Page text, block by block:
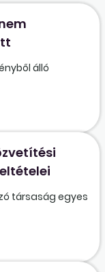
álló
társaság egyes